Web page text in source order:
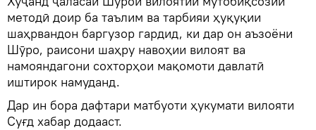
методӣ доир ба таълим ва тарбияи ҳуқуқии
шаҳрвандон баргузор гардид, ки дар он аъзоёни
Шӯро, раисони шаҳру навоҳии вилоят ва
намояндагони сохторҳои мақомоти давлатӣ
иштирок намуданд.
Дар ин бора дафтари матбуоти ҳукумати вилояти
Суғд хабар додааст.